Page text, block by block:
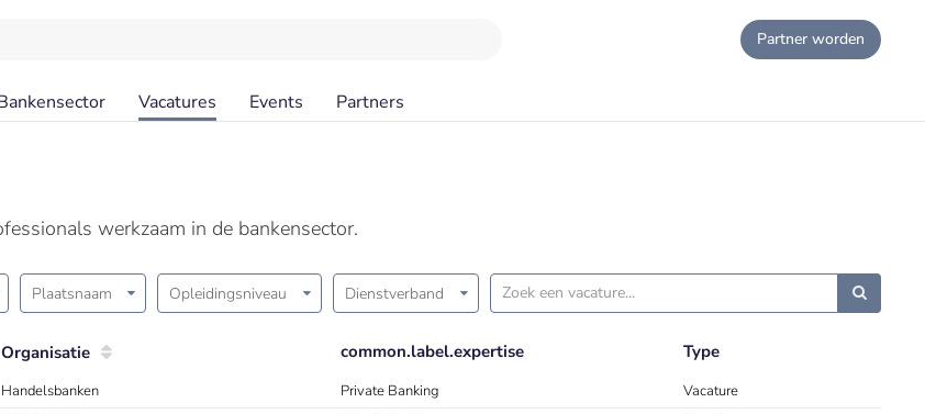
Partner worden
Vacatures Events Partners
werkzaam in de bankensector.
Plaatsnaam Opleidingsniveau Dienstverband
Organisatie common.label.expertise Type
Handelsbanken Private Banking
Vacature